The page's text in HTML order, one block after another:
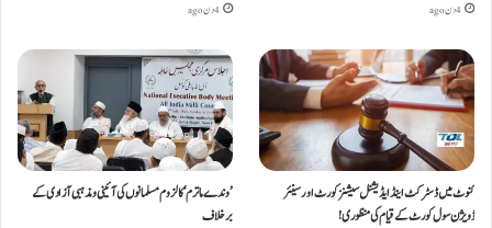
4 دن ago 4 دن ago
کنوٹ میں ڈسٹرکٹ اینڈ ایڈیشنل سیشنز کورٹ اور سینئر
ڈویژن سول کورٹ کے قیام کی منظوری!
’وندے ماترم‘ کا لزوم مسلمانوں کی آئینی ومذہبی آزادی کے
برخلاف